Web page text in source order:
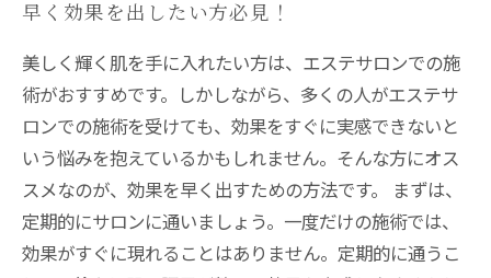
早く効果を出したい方必見！
美しく輝く肌を手に入れたい方は、エステサロンでの施
術がおすすめです。しかしながら、多くの人がエステサ
ロンでの施術を受けても、効果をすぐに実感できないと
いう悩みを抱えているかもしれません。そんな方にオス
スメなのが、効果を早く出すための方法です。 まずは、
定期的にサロンに通いましょう。一度だけの施術では、
効果がすぐに現れることはありません。定期的に通うこ